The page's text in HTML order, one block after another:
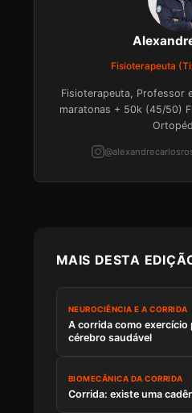
Fisioterapeuta
Fisioterapeuta, Professor
maratonas + 50k (45/50)
MAIS DESTA
NEUROCIÊNCIA E A CORRIDA
A corrida como exercício
cérebro saudável
BIOMECÂNICA DA CORRIDA
Corrida: existe uma